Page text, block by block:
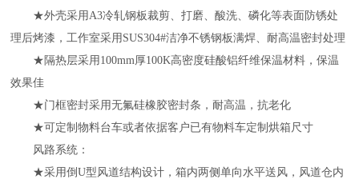
★外壳采用A3冷轧钢板裁剪、打磨、酸洗、磷化等表面防锈处
理后烤漆，工作室采用SUS304#洁净不锈钢板满焊、耐高温密封处理
★隔热层采用100mm厚100K高密度硅酸铝纤维保温材料，保温
效果佳
★门框密封采用无氟硅橡胶密封条，耐高温，抗老化
★可定制物料台车或者依据客户已有物料车定制烘箱尺寸
风路系统：
★采用倒U型风道结构设计，箱内两侧单向水平送风，风道仓内